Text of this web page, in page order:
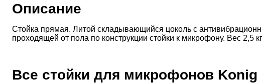
Описание
Стойка прямая. Литой складывающийся цоколь с
проходящей от пола по конструкции стойки к микрофону. Вес
Все стойки для микрофонов Konig